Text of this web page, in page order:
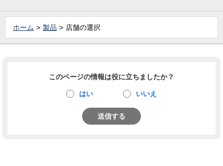
ホーム 製品 店舗の選択
このページの情報は役に立ちましたか？
はい いいえ
送信する